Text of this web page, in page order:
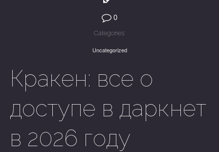
0
Categories:
Uncategorized
Кракен: все о
доступе в даркнет
в 2026 году